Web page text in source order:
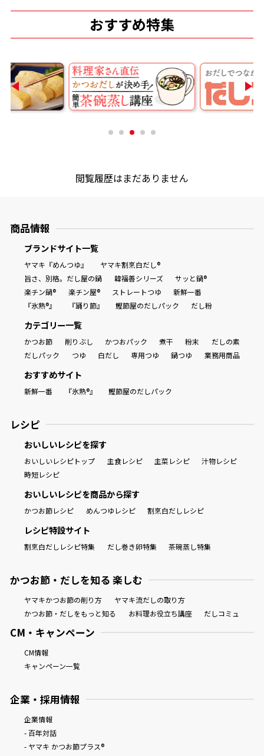
おすすめサイト
新鮮一番
氷熟®︎
おすすめ特集
閲覧履歴はまだありません
商品情報
ブランドサイト一覧
ヤマキ『めんつゆ』
ヤマキ割烹白だし®
旨さ、別格。だし屋の鍋
韓福善シリーズ
サッと鍋®
楽チン鍋®
楽チン屋® ストレートつゆ
新鮮一番
『氷熟®』
『踊り節』 鰹節屋のだしパック だし粉
カテゴリー一覧
かつお節 削りぶし かつおパック 煮干 粉末
だしの素
だしパック
つゆ 白だし 専用つゆ 鍋つゆ 業務用商品
おすすめサイト
新鮮一番 『氷熟®』 鰹節屋のだしパック
レシピ
おいしいレシピを探す
おいしいレシピトップ 主食レシピ 主菜レシピ
汁物レシピ
時短レシピ
おいしいレシピを商品から探す
かつお節レシピ めんつゆレシピ 割烹白だしレシピ
レシピ特設サイト
割烹白だしレシピ特集 だし巻き卵特集 茶碗蒸し特集
かつお節・だしを知る 楽しむ
ヤマキかつお節の削り方
ヤマキ流だしの取り方
かつお節・だしをもっと知る
お料理お役立ち講座 だしコミュ
CM・キャンペーン
CM情報
キャンペーン一覧
企業・採用情報
企業情報
- 百年対話
- ヤマキ かつお節プラス®